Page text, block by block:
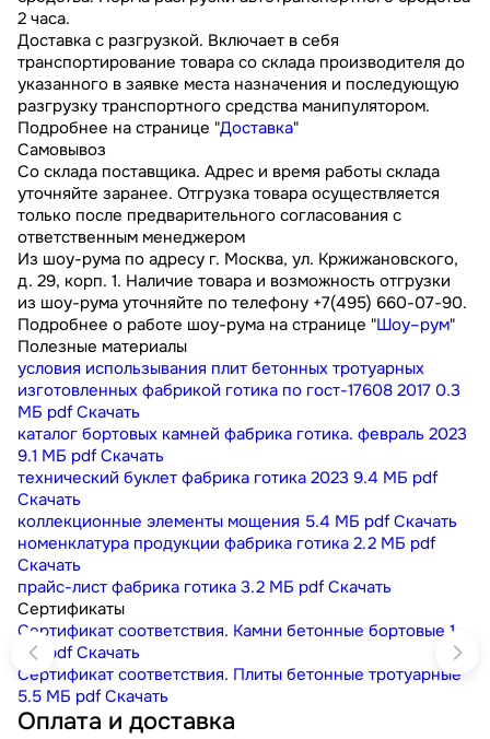
2 часа.
Доставка с разгрузкой. Включает в себя
транспортирование товара со склада производителя до
указанного в заявке места назначения и последующую
разгрузку транспортного средства манипулятором.
Подробнее на странице "Доставка"
Самовывоз
Со склада поставщика. Адрес и время работы склада
уточняйте заранее. Отгрузка товара осуществляется
только после предварительного согласования с
ответственным менеджером
Из шоу-рума по адресу г. Москва, ул. Кржижановского,
д. 29, корп. 1. Наличие товара и возможность отгрузки
из шоу-рума уточняйте по телефону +7(495) 660-07-90.
Подробнее о работе шоу-рума на странице "Шоу–рум"
Полезные материалы
условия использывания плит бетонных тротуарных
изготовленных фабрикой готика по гост-17608 2017 0.3
МБ pdf Скачать
каталог бортовых камней фабрика готика. февраль 2023
9.1 МБ pdf Скачать
технический буклет фабрика готика 2023 9.4 МБ pdf
Скачать
коллекционные элементы мощения 5.4 МБ pdf Скачать
номенклатура продукции фабрика готика 2.2 МБ pdf
Скачать
прайс-лист фабрика готика 3.2 МБ pdf Скачать
Сертификаты
Сертификат соответствия. Камни бетонные бортовые 1
МБ
pdf Скачать
Сертификат соответствия. Плиты бетонные тротуарные
5.5 МБ pdf Скачать
Оплата и доставка